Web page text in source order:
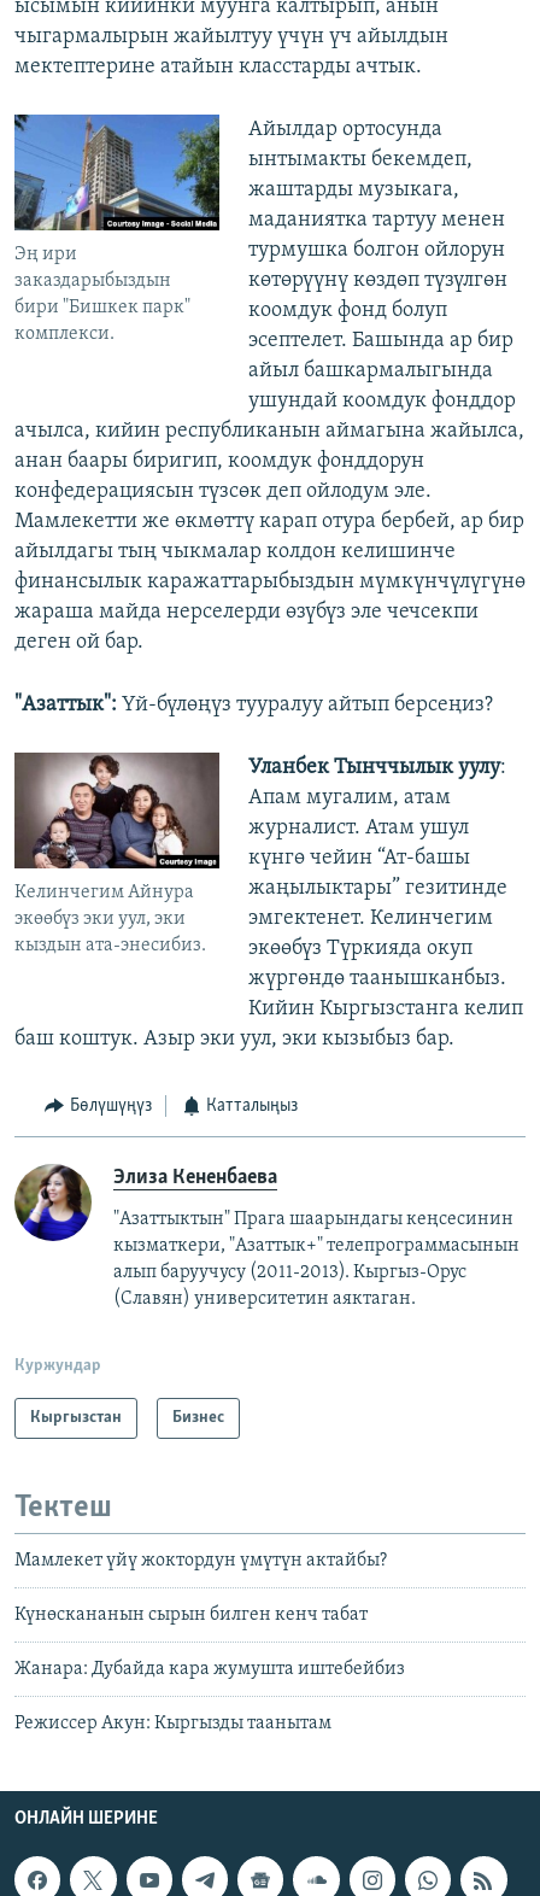
ысымын кийинки муунга калтырып, анын
чыгармалырын жайылтуу үчүн үч айылдын
мектептерине атайын класстарды ачтык.
Эң ири
заказдарыбыздын
бири "Бишкек парк"
комплекси.
Айылдар ортосунда
ынтымакты бекемдеп,
жаштарды музыкага,
маданиятка тартуу менен
турмушка болгон ойлорун
көтөрүүнү көздөп түзүлгөн
коомдук фонд болуп
эсептелет. Башында ар бир
айыл башкармалыгында
ушундай коомдук фонддор
ачылса, кийин республиканын аймагына жайылса,
анан баары биригип, коомдук фонддорун
конфедерациясын түзсөк деп ойлодум эле.
Мамлекетти же өкмөттү карап отура бербей, ар бир
айылдагы тың чыкмалар колдон келишинче
финансылык каражаттарыбыздын мүмкүнчүлүгүнө
жараша майда нерселерди өзүбүз эле чечсекпи
деген ой бар.
"Азаттык": Үй-бүлөңүз тууралуу айтып берсеңиз?
Келинчегим Айнура
экөөбүз эки уул, эки
кыздын ата-энесибиз.
Уланбек Тынччылык уулу:
Апам мугалим, атам
журналист. Атам ушул
күнгө чейин “Ат-башы
жаңылыктары” гезитинде
эмгектенет. Келинчегим
экөөбүз Түркияда окуп
жүргөндө таанышканбыз.
Кийин Кыргызстанга келип
баш коштук. Азыр эки уул, эки кызыбыз бар.
Бөлүшүңүз Катталыңыз
Элиза Кененбаева
"Азаттыктын" Прага шаарындагы кеңсесинин
кызматкери, "Азаттык+" телепрограммасынын
алып баруучусу (2011-2013). Кыргыз-Орус
(Славян) университетин аяктаган.
Куржундар
Кыргызстан Бизнес
Тектеш
Мамлекет үйү жоктордун үмүтүн актайбы?
Күнөскананын сырын билген кенч табат
Жанара: Дубайда кара жумушта иштебейбиз
Режиссер Акун: Кыргызды таанытам
ОНЛАЙН ШЕРИНЕ